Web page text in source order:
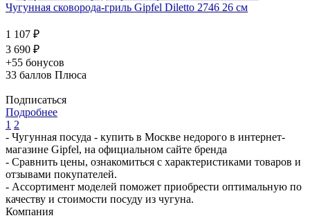
Чугунная сковорода-гриль Gipfel Diletto 2746 26 см
1 107 ₽
3 690 ₽
+55 бонусов
33 баллов Плюса
Подписаться
Подробнее
1 2
- Чугунная посуда - купить в Москве недорого в интернет-
магазине Gipfel, на официальном сайте бренда
- Сравнить цены, ознакомиться с характеристиками товаров и
отзывами покупателей.
- Ассортимент моделей поможет приобрести оптимальную по
качеству и стоимости посуду из чугуна.
Компания